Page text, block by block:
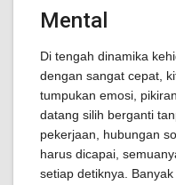
Mental
Di tengah dinamika
dengan sangat cepat,
tumpukan emosi,
datang silih berganti
pekerjaan, hubungan
harus dicapai,
setiap detiknya.